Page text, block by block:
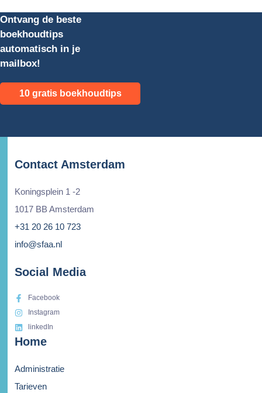
Ontvang de beste
boekhoudtips
automatisch in je
mailbox!
10 gratis boekhoudtips
Contact Amsterdam
Koningsplein 1 -2
1017 BB Amsterdam
+31 20 26 10 723
info@sfaa.nl
Social Media
Facebook
Instagram
linkedIn
Home
Administratie
Tarieven